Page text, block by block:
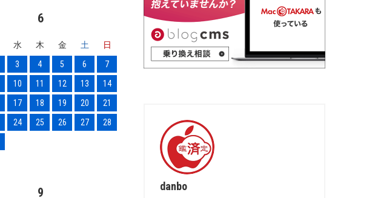
6
水 木 金 土
日
3 4 5 6
7
10 11 12 13
14
17 18 19 20
21
24 25 26 27
28
9 danbo